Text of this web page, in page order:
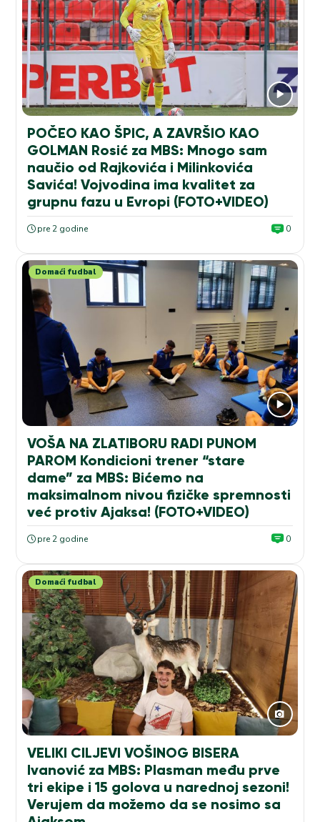
POČEO KAO ŠPIC, A ZAVRŠIO KAO
GOLMAN Rosić za MBS: Mnogo sam
naučio od Rajkovića i Milinkovića
Savića! Vojvodina ima kvalitet za
grupnu fazu u Evropi (FOTO+VIDEO)
pre 2 godine 0
Domaći fudbal
VOŠA NA ZLATIBORU RADI PUNOM
PAROM Kondicioni trener “stare
dame” za MBS: Bićemo na
maksimalnom nivou fizičke spremnosti
već protiv Ajaksa! (FOTO+VIDEO)
pre 2 godine 0
Domaći fudbal
VELIKI CILJEVI VOŠINOG BISERA
Ivanović za MBS: Plasman među prve
tri ekipe i 15 golova u narednoj sezoni!
Verujem da možemo da se nosimo sa